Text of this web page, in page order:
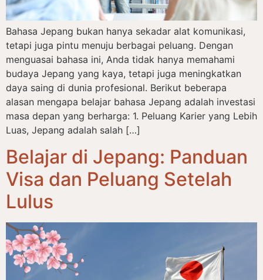
Bahasa Jepang bukan hanya sekadar alat komunikasi,
tetapi juga pintu menuju berbagai peluang. Dengan
menguasai bahasa ini, Anda tidak hanya memahami
budaya Jepang yang kaya, tetapi juga meningkatkan
daya saing di dunia profesional. Berikut beberapa
alasan mengapa belajar bahasa Jepang adalah investasi
masa depan yang berharga: 1. Peluang Karier yang Lebih
Luas, Jepang adalah salah […]
Belajar di Jepang: Panduan
Visa dan Peluang Setelah
Lulus